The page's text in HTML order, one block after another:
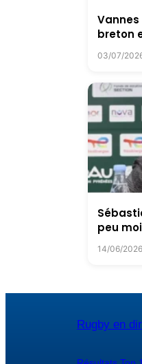
Vannes
breton
03/07/
peu
14/06/2026
Rugby en